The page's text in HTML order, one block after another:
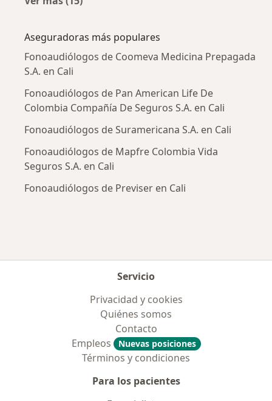
Aseguradoras más populares
Fonoaudiólogos de Coomeva Medicina Prepagada
S.A. en Cali
Fonoaudiólogos de Pan American Life De
Colombia Compañía De Seguros S.A. en Cali
Fonoaudiólogos de Suramericana S.A. en Cali
Fonoaudiólogos de Mapfre Colombia Vida
Seguros S.A. en Cali
Fonoaudiólogos de Previser en Cali
Servicio
Privacidad y cookies
Quiénes somos
Contacto
Empleos
Nuevas posiciones
Términos y condiciones
Para los pacientes